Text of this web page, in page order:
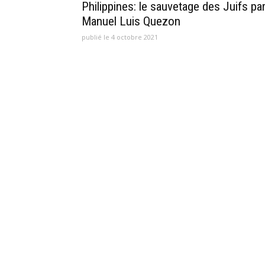
Philippines: le sauvetage des Juifs par
Manuel Luis Quezon
publié le 4 octobre 2021